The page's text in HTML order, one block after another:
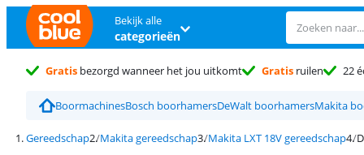
Bekijk alle
categorieën
Gratis bezorgd wanneer het jou uitkomt Gratis ruilen 22
BoormachinesBosch boorhamersDeWalt boorhamersMakita
Gereedschap Makita gereedschap Makita LXT 18V gereedschap